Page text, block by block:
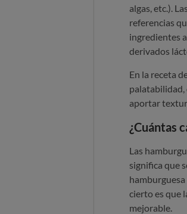
algas, etc.).
referencias
ingredientes
derivados
En la receta
palatabilidad,
aportar
¿Cuántas
Las
significa que
cierto es que
mejorable.